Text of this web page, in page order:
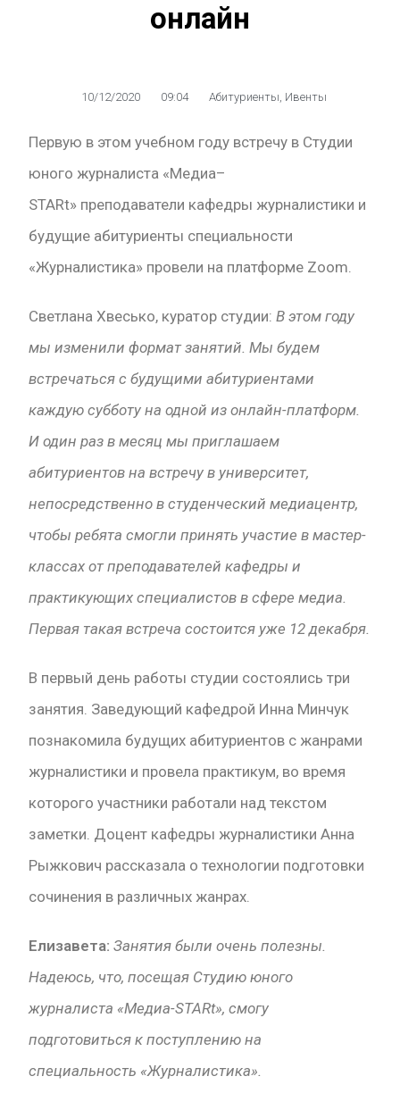
онлайн
10/12/2020 09:04 Абитуриенты, Ивенты
Первую в этом учебном году встречу в Студии
юного журналиста «Медиа–
STARt» преподаватели кафедры журналистики и
будущие абитуриенты специальности
«Журналистика» провели на платформе Zoom.
Светлана Хвесько, куратор студии:В этом году
мы изменили формат занятий. Мы будем
встречаться с будущими абитуриентами
каждую субботу на одной из онлайн-платформ.
И один раз в месяц мы приглашаем
абитуриентов на встречу в университет,
непосредственно в студенческий медиацентр,
чтобы ребята смогли принять участие в мастер-
классах от преподавателей кафедры и
практикующих специалистов в сфере медиа.
Первая такая встреча состоится уже 12 декабря.
В первый день работы студии состоялись три
занятия. Заведующий кафедрой Инна Минчук
познакомила будущих абитуриентов с жанрами
журналистики и провела практикум, во время
которого участники работали над текстом
заметки. Доцент кафедры журналистики Анна
Рыжкович рассказала о технологии подготовки
сочинения в различных жанрах.
Елизавета: Занятия были очень полезны.
Надеюсь, что, посещая Студию юного
журналиста «Meдиа-STARt», смогу
подготовиться к поступлению на
специальность «Журналистика».